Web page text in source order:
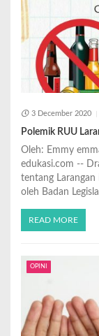
3 December 2020
Polemik RUU
Oleh: Emmy
edukasi.com --
tentang
oleh Badan
READ MORE
OPINI